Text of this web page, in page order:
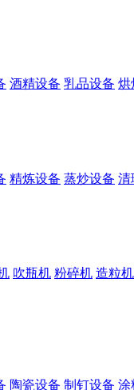
酒精设备 乳品设备 烘
精炼设备 蒸炒设备 清
吹瓶机 粉碎机 造粒机
陶瓷设备 制钉设备 涂